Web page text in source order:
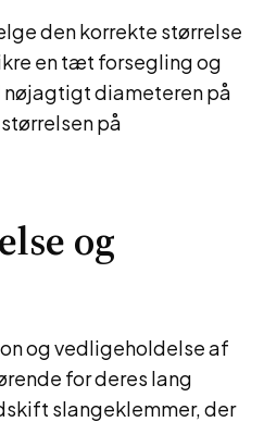
den korrekte størrelse
en tæt forsegling og
diameteren på
på
og
og vedligeholdelse af
for deres lang
slangeklemmer, der